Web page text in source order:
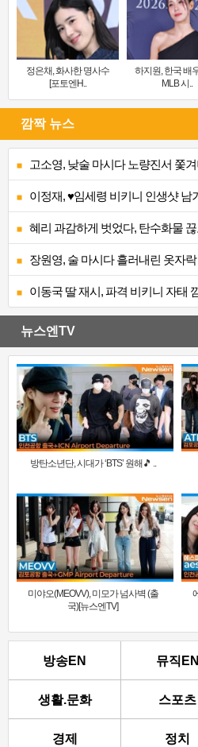
정은채, 화사한 명사수
[포토엔H..
하지원, 한국 배우 최초
MLB 시..
깜짝 뉴스
고소영, 낮술 마시다 노량진서 쫓겨
이정재, ♥임세령 비키니 인생샷
혜리 과감하게 벗었다, 탄수화물
장원영, 술 마시다 흘러내린 옷자
이동국 딸 재시, 파격 비키니 자태
뉴스엔TV
방탄소년단, 시대가 ‘BTS’ 원해🎵 ..
미야오(MEOVV), 미모가 넘사벽 (출
국)[뉴스엔TV]
방송EN 뮤직EN
생활.문화 스포츠
경제 정치